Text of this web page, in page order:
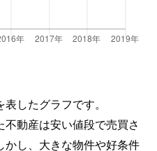
したグラフです。
動産は安い値段で売買さ
し、大きな物件や好条件